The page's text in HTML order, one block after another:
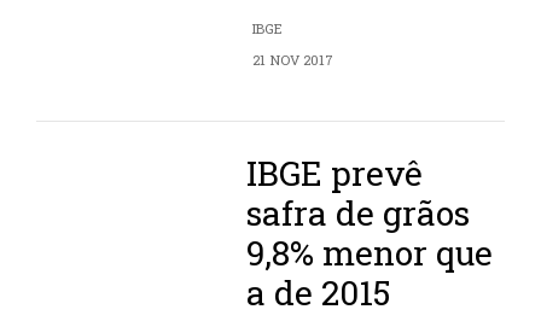
IBGE
21 NOV 2017
IBGE prevê
safra de grãos
9,8% menor que
a de 2015